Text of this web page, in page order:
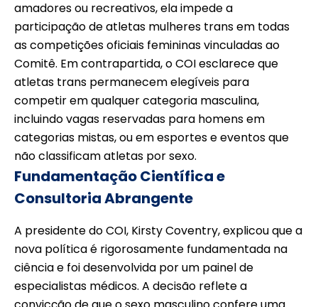
amadores ou recreativos, ela impede a
participação de atletas mulheres trans em todas
as competições oficiais femininas vinculadas ao
Comitê. Em contrapartida, o COI esclarece que
atletas trans permanecem elegíveis para
competir em qualquer categoria masculina,
incluindo vagas reservadas para homens em
categorias mistas, ou em esportes e eventos que
não classificam atletas por sexo.
Fundamentação Científica e
Consultoria Abrangente
A presidente do COI, Kirsty Coventry, explicou que a
nova política é rigorosamente fundamentada na
ciência e foi desenvolvida por um painel de
especialistas médicos. A decisão reflete a